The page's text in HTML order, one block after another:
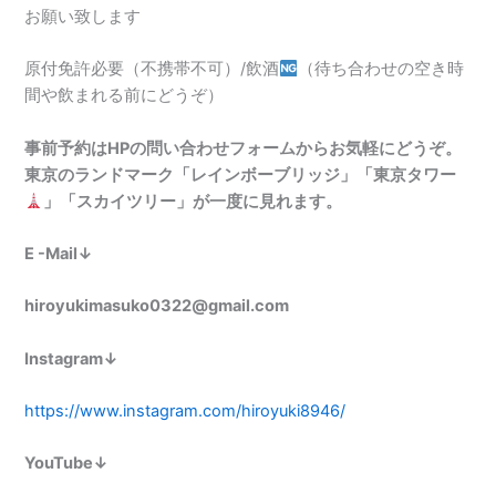
お願い致します
原付免許必要（不携帯不可）/飲酒
（待ち合わせの空き時
間や飲まれる前にどうぞ）
事前予約はHPの問い合わせフォームからお気軽にどうぞ。
東京のランドマーク「レインボーブリッジ」「東京タワー
」「スカイツリー」が一度に見れます。
E -Mail↓
hiroyukimasuko0322@gmail.com
Instagram↓
https://www.instagram.com/hiroyuki8946/
YouTube↓